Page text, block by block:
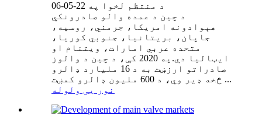
د منتظم لخوا په 22-05-06
د چين د عمده والو صادرونکي
هېوادونه امريکا، جرمني، روسيه،
جاپان، بريتانيا، جنوبي کوريا،
متحده عربي امارات، ويتنام او
ايټاليا دي.په 2020 کې، د چین د والوز
صادراتو ارزښت به د 16 ملیارد ډالرو
څخه ډیر وي، د 600 ملیون ډالرو کمښت ...
نور یی ولوله